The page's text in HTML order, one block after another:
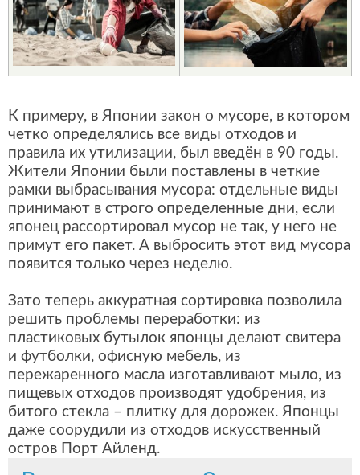
К примеру, в Японии закон о мусоре, в котором
четко определялись все виды отходов и
правила их утилизации, был введён в 90 годы.
Жители Японии были поставлены в четкие
рамки выбрасывания мусора: отдельные виды
принимают в строго определенные дни, если
японец рассортировал мусор не так, у него не
примут его пакет. А выбросить этот вид мусора
появится только через неделю.
Зато теперь аккуратная сортировка позволила
решить проблемы переработки: из
пластиковых бутылок японцы делают свитера
и футболки, офисную мебель, из
пережаренного масла изготавливают мыло, из
пищевых отходов производят удобрения, из
битого стекла – плитку для дорожек. Японцы
даже соорудили из отходов искусственный
остров Порт Айленд.